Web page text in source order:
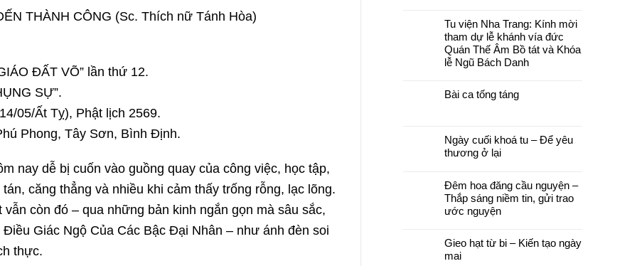
THÀNH CÔNG (Sc. Thích nữ Tánh Hòa)
ĐẤT VÕ” lần thứ 12.
SỰ”.
05/Ất Tỵ), Phật lịch 2569.
Phong, Tây Sơn, Bình Định.
nay dễ bị cuốn vào guồng quay của công việc, học tập,
căng thẳng và nhiều khi cảm thấy trống rỗng, lạc lõng.
còn đó – qua những bản kinh ngắn gọn mà sâu sắc,
Giác Ngộ Của Các Bậc Đại Nhân – như ánh đèn soi
thực.
Hải
Trí
–
Đại
lễ
Vu
hiếu
năm
danh
–
Khánh
vía
đức
Quán
Bồ
Nha
Trang,
Khánh
bình
luận
ở
Hội
chúng
tu
Phước
Long
học
Trí
Diệu
Tu viện Nha Trang: Kính mời
tham dự lễ khánh vía đức
Quán Thế Âm Bồ tát và Khóa
lễ Ngũ Bách Danh
bình
Nha
Trang:
Kính
lễ
khánh
vía
đức
Âm
Bồ
tát
Bài ca tống táng
luận
ở
Bài
Ngày cuối khoá tu – Để yêu
thương ở lại
bình
luận
ở
Ngày
–
Để
yêu
Đêm hoa đăng cầu nguyện –
Thắp sáng niềm tin, gửi trao
ước nguyện
bình
ở
Gieo hạt từ bi – Kiến tạo ngày
mai